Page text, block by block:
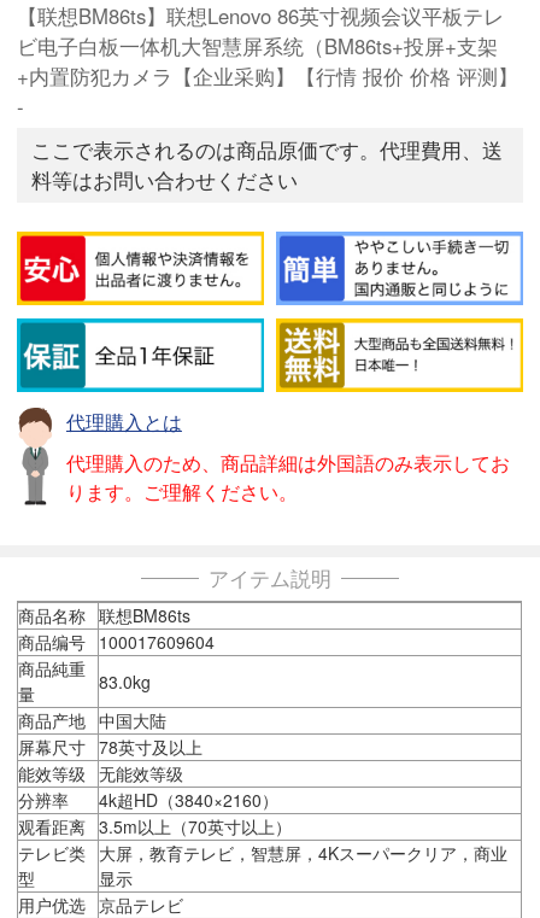
【联想BM86ts】联想Lenovo 86英寸视频会议平板テレ
ビ电子白板一体机大智慧屏系统（BM86ts+投屏+支架
+内置防犯カメラ【企业采购】【行情 报价 价格 评测】
-
ここで表示されるのは商品原価です。代理費用、送
料等はお問い合わせください
代理購入とは
代理購入のため、商品詳細は外国語のみ表示してお
ります。ご理解ください。
アイテム説明
商品名称 联想BM86ts
商品编号 100017609604
商品純重
量
83.0kg
商品产地 中国大陆
屏幕尺寸 78英寸及以上
能效等级
无能效等级
分辨率
4k超HD（3840×2160）
观看距离 3.5m以上（70英寸以上）
テレビ类
型
大屏，教育テレビ，智慧屏，4Kスーパークリア，商业
显示
用户优选 京品テレビ